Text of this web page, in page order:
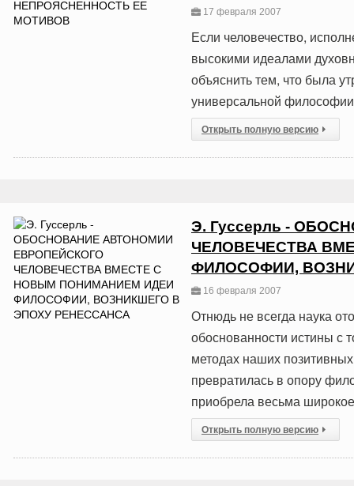
17 февраля 2007
Если человечество,
высокими идеалами
объяснить тем, что была
универсальной
Открыть полную версию
Э. Гуссерль -
ЧЕЛОВЕЧЕСТВА
ФИЛОСОФИИ,
16 февраля 2007
Отнюдь не всегда наука
обоснованности истины с
методах наших
превратилась в опору
приобрела весьма
Открыть полную версию